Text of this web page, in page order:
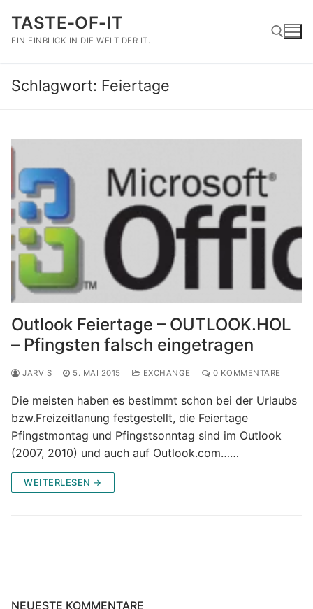
Inhalt
springen
TASTE-OF-IT
EIN EINBLICK IN DIE WELT DER IT.
Suchen nach:
Schlagwort: Feiertage
Outlook Feiertage – OUTLOOK.HOL
– Pfingsten falsch eingetragen
JARVIS 5. MAI 2015 EXCHANGE 0 KOMMENTARE
Die meisten haben es bestimmt schon bei der Urlaubs
bzw.Freizeitlanung festgestellt, die Feiertage
Pfingstmontag und Pfingstsonntag sind im Outlook
(2007, 2010) und auch auf Outlook.com……
WEITERLESEN →
NEUESTE KOMMENTARE